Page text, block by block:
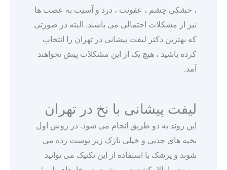
، خشکی چشم ، عفونت ، درد و آسیب به عصب ها
نیز از مشکلات احتمالی می باشند. البته در صورتی
که بهترین دکتر لیفت پیشانی در تهران را انتخاب
کرده باشید ، هیچ یک از این مشکلات پیش نخواهند
آمد.
لیفت پیشانی با نخ در تهران
این روند به دو طریق انجام می شود. در روش اول
بخیه های جذبی و خیلی نازک زیر پوست زده می
شوند و پزشک با استفاده از این تکنیک می توانید